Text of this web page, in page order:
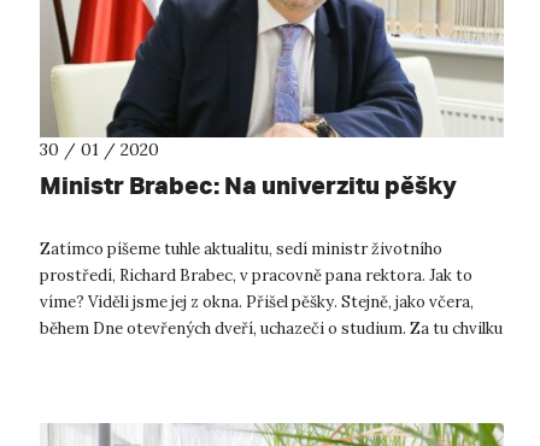
30 / 01 / 2020
Ministr Brabec: Na univerzitu pěšky
Zatímco píšeme tuhle aktualitu, sedí ministr životního
prostředí, Richard Brabec, v pracovně pana rektora. Jak to
víme? Viděli jsme jej z okna. Přišel pěšky. Stejně, jako včera,
během Dne otevřených dveří, uchazeči o studium. Za tu chvilku